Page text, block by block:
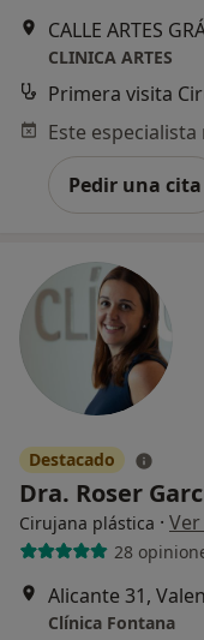
CALLE ARTES
CLINICA ARTES
Pedir una cita
Destacado
Dra. Roser
Cirujana plástica ·
28
Alicante 31,
Clínica Fontana